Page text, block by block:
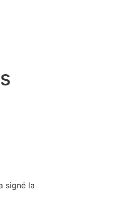
signé la